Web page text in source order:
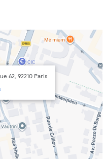
62, 92210 Paris